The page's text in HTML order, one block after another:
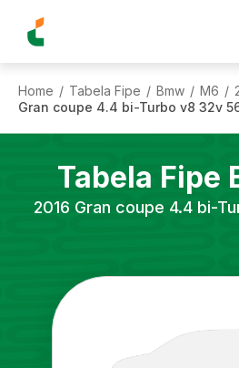
Home / Tabela Fipe / Bmw / M6 /
Gran coupe 4.4 bi-Turbo v8 32v
Tabela Fipe
2016 Gran coupe 4.4 bi-